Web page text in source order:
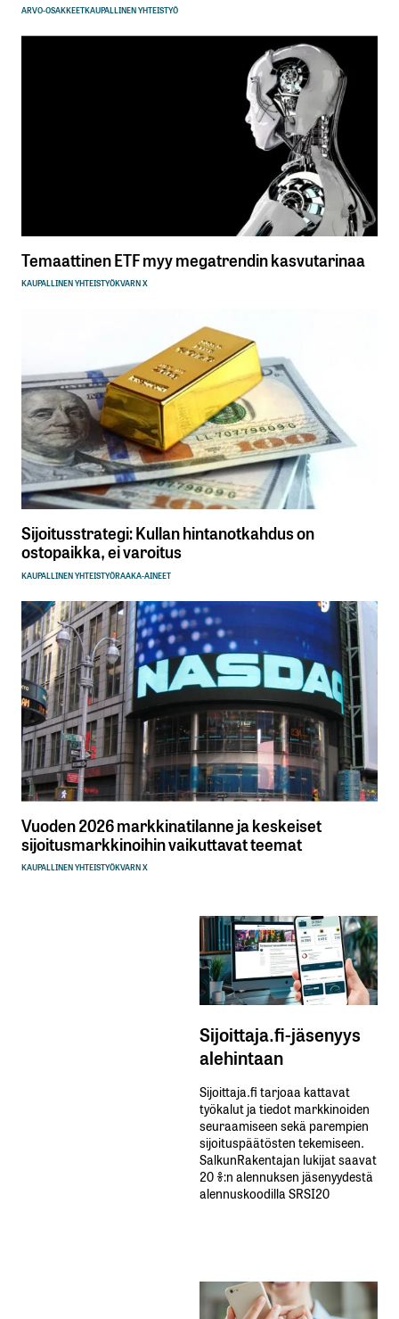
ARVO-OSAKKEETKAUPALLINEN YHTEISTYÖ
Temaattinen ETF myy megatrendin kasvutarinaa
KAUPALLINEN YHTEISTYÖKVARN X
Sijoitusstrategi: Kullan hintanotkahdus on
ostopaikka, ei varoitus
KAUPALLINEN YHTEISTYÖRAAKA-AINEET
Vuoden 2026 markkinatilanne ja keskeiset
sijoitusmarkkinoihin vaikuttavat teemat
KAUPALLINEN YHTEISTYÖKVARN X
Sijoittaja.fi-jäsenyys
alehintaan
Sijoittaja.fi tarjoaa kattavat
työkalut ja tiedot markkinoiden
seuraamiseen sekä parempien
sijoituspäätösten tekemiseen.
SalkunRakentajan lukijat saavat
20 %:n alennuksen jäsenyydestä
alennuskoodilla SRSI20